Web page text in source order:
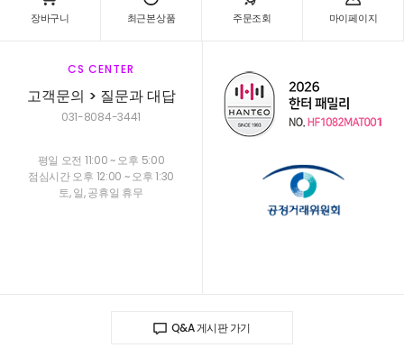
장바구니 최근본상품 주문조회 마이페이지
CS CENTER
고객문의 > 질문과 대답
031-8084-3441
평일 오전 11:00 ~ 오후 5:00
점심시간 오후 12:00 ~ 오후 1:30
토, 일, 공휴일 휴무
Q&A 게시판 가기